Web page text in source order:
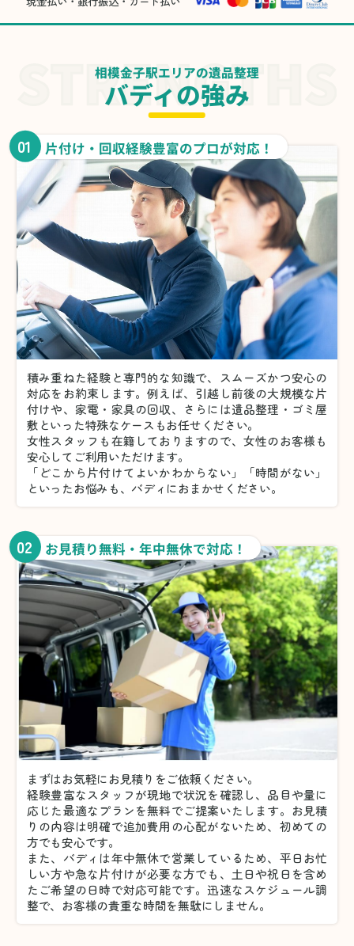
相模金子駅エリアの遺品整理
バディの強み
01 片付け・回収経験豊富のプロが対応！
積み重ねた経験と専門的な知識で、スムーズかつ安心の
対応をお約束します。例えば、引越し前後の大規模な片
付けや、家電・家具の回収、さらには遺品整理・ゴミ屋
敷といった特殊なケースもお任せください。
女性スタッフも在籍しておりますので、女性のお客様も
安心してご利用いただけます。
「どこから片付けてよいかわからない」「時間がない」
といったお悩みも、バディにおまかせください。
02 お見積り無料・年中無休で対応！
まずはお気軽にお見積りをご依頼ください。
経験豊富なスタッフが現地で状況を確認し、品目や量に
応じた最適なプランを無料でご提案いたします。お見積
りの内容は明確で追加費用の心配がないため、初めての
方でも安心です。
また、バディは年中無休で営業しているため、平日お忙
しい方や急な片付けが必要な方でも、土日や祝日を含め
たご希望の日時で対応可能です。迅速なスケジュール調
整で、お客様の貴重な時間を無駄にしません。